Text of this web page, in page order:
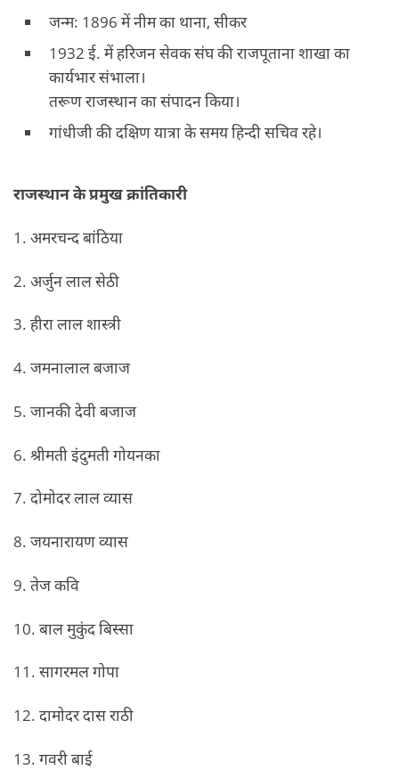
जन्म: 1896 में नीम का थाना, सीकर
1932 ई. में हरिजन सेवक संघ की राजपूताना शाखा का
कार्यभार संभाला।
तरूण राजस्थान का संपादन किया।
गांधीजी की दक्षिण यात्रा के समय हिन्दी सचिव रहे।
राजस्थान के प्रमुख क्रांतिकारी
1. अमरचन्द बांठिया
2. अर्जुन लाल सेठी
3. हीरा लाल शास्त्री
4. जमनालाल बजाज
5. जानकी देवी बजाज
6. श्रीमती इंदुमती गोयनका
7. दोमोदर लाल व्यास
8. जयनारायण व्यास
9. तेज कवि
10. बाल मुकुंद बिस्सा
11. सागरमल गोपा
12. दामोदर दास राठी
13. गवरी बाई